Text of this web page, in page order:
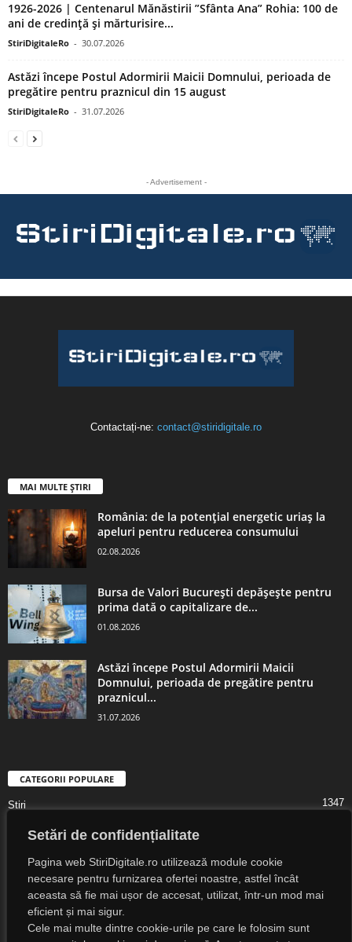
Setări de confidențialitate
Pagina web StiriDigitale.ro utilizează module cookie
necesare pentru furnizarea ofertei noastre, astfel încât
aceasta să fie mai ușor de accesat, utilizat, într-un mod mai
eficient și mai sigur.
Cele mai multe dintre cookie-urile pe care le folosim sunt
1926-2026 | Centenarul Mănăstirii ”Sfânta Ana” Rohia: 100 de
ani de credință și mărturisire...
StiriDigitaleRo - 30.07.2026
Astăzi începe Postul Adormirii Maicii Domnului, perioada de
pregătire pentru praznicul din 15 august
StiriDigitaleRo - 31.07.2026
- Advertisement -
Contactați-ne: contact@stiridigitale.ro
MAI MULTE ȘTIRI
România: de la potențial energetic uriaș la
apeluri pentru reducerea consumului
02.08.2026
Bursa de Valori București depășește pentru
prima dată o capitalizare de...
01.08.2026
Astăzi începe Postul Adormirii Maicii
Domnului, perioada de pregătire pentru
praznicul...
31.07.2026
CATEGORII POPULARE
Știri 1347
Digital Lifestyle
Societate
Cultură
Religie